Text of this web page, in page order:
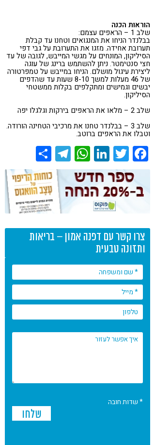
הוראות הכנה
שלב 1 – הראפים עצמם:
בבלנדר הניחו את המנגואים וטחנו עד קבלת
תערובת אחידה. מזגו את התערובת על גבי דפי
הסיליקון, המונחים על מגשי המייבש, לגובה של עד
חצי סנטימטר. ניתן להשתמש ברינג של עוגה
ליצירת עיגול מושלם. הניחו במייבש על טמפרטורה
של 46 מעלות למשך 8-10 שעות עד שהדפים
יבשים וגמישים ומתקלפים בקלות ממשטחי
הסיליקון.
שלב 2 – מלאו את הראפים בירקות וגלגלו יפה
שלב 3 – בבלנדר טחנו את מרכיבי הטחינה הורודה.
וטבלו את הראפים ברוטב.
Facebook
Twitter
LinkedIn
WhatsApp
Telegram
צרו קשר עם דפנה אמון – בריאות
ותזונה טבעית
* שדות חובה